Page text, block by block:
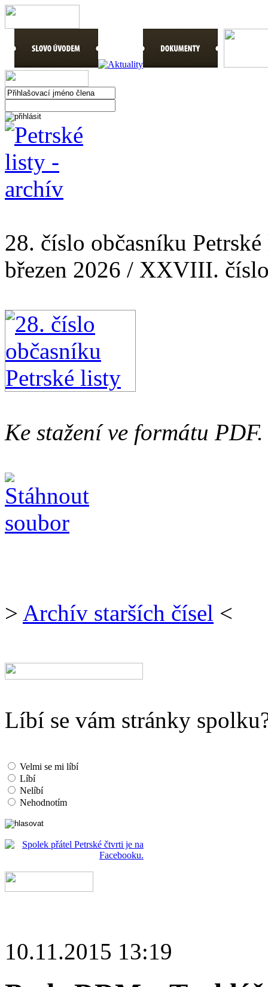
28. číslo občasníku
březen 2026 / XXVIII.
Ke stažení ve formátu PDF.
> Archív starších čísel <
Líbí se vám stránky
Velmi se mi líbí
Líbí
Nelíbí
Nehodnotím
10.11.2015 13:19